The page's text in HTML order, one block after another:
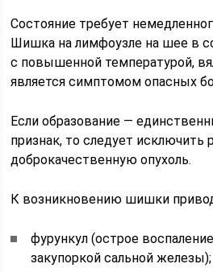
Состояние требует
Шишка на лимфоузле на шее в
с повышенной температурой,
является симптомом опасных
Если образование —
признак, то следует исключить
доброкачественную опухоль.
К возникновению шишки
фурункул (острое
закупоркой сальной железы);